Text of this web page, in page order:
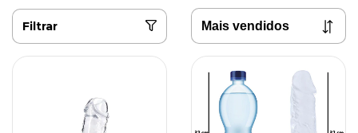
Filtrar